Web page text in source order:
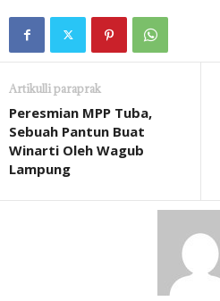
Artikulli paraprak
Peresmian MPP Tuba,
Sebuah Pantun Buat
Winarti Oleh Wagub
Lampung